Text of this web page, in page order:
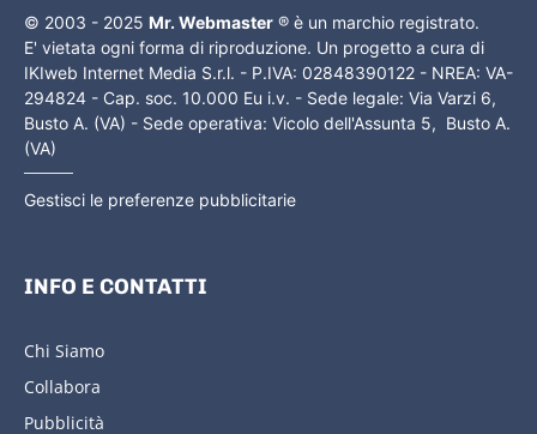
© 2003 - 2025 Mr. Webmaster ® è un marchio registrato.
E' vietata ogni forma di riproduzione. Un progetto a cura di
IKIweb Internet Media S.r.l. - P.IVA: 02848390122 - NREA: VA-
294824 - Cap. soc. 10.000 Eu i.v. - Sede legale: Via Varzi 6,
Busto A. (VA) - Sede operativa: Vicolo dell'Assunta 5, Busto A.
(VA)
Gestisci le preferenze pubblicitarie
INFO E CONTATTI
Chi Siamo
Collabora
Pubblicità